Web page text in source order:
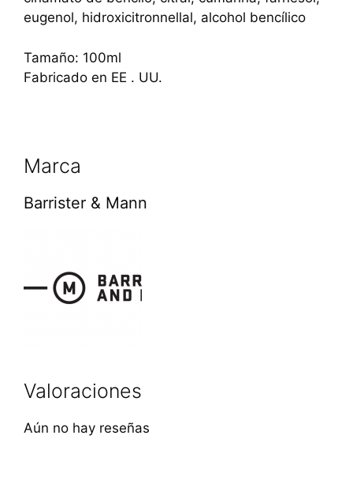
eugenol, hidroxicitronnellal, alcohol bencílico
Tamaño: 100ml
Fabricado en EE . UU.
Marca
Barrister & Mann
Valoraciones
Aún no hay reseñas